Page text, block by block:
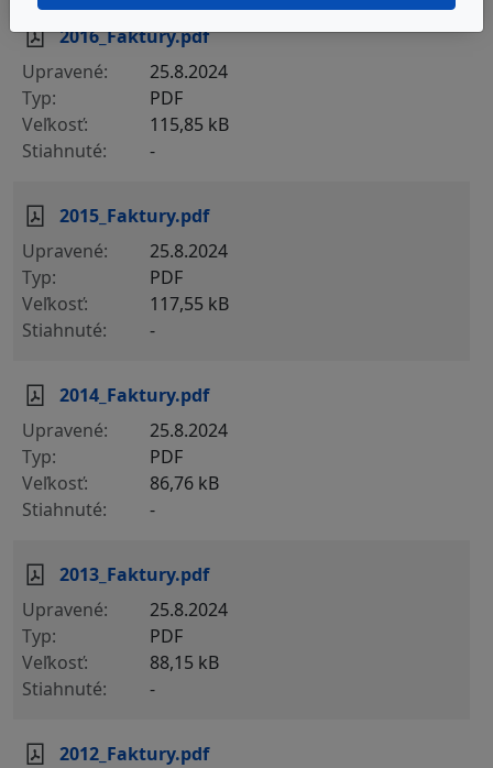
2016_Faktury.pdf
25.8.2024
PDF
115,85 kB
-
2015_Faktury.pdf
25.8.2024
PDF
117,55 kB
-
2014_Faktury.pdf
25.8.2024
PDF
86,76 kB
-
2013_Faktury.pdf
25.8.2024
PDF
88,15 kB
-
2012_Faktury.pdf